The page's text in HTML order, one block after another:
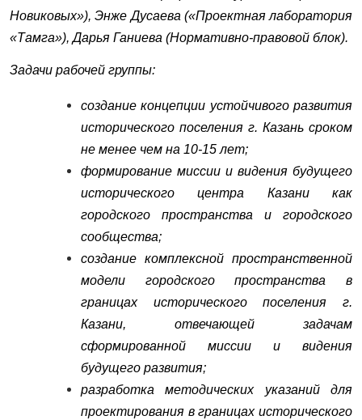
Новиковых»), Энже Дусаева («Проектная лаборатория
«Тамга»), Дарья Ганиева (Нормативно-правовой блок).
Задачи рабочей группы:
создание концепции устойчивого развития
исторического поселения г. Казань сроком
не менее чем на 10-15 лет;
формирование миссии и видения будущего
исторического центра Казани как
городского пространства и городского
сообщества;
создание комплексной пространственной
модели городского пространства в
границах исторического поселения г.
Казани, отвечающей задачам
сформированной миссии и видения
будущего развития;
разработка методических указаний для
проектирования в границах исторического